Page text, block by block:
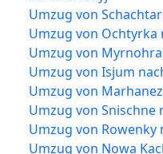
Umzug von
Umzug von Ochtyrka
Umzug von
Umzug von Isjum
Umzug von
Umzug von Snischne
Umzug von Rowenky
Umzug von Nowa